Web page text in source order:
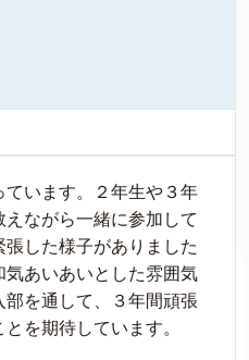
います。２年生や３年
ながら一緒に参加して
した様子がありました
あいあいとした雰囲気
を通して、３年間頑張
を期待しています。